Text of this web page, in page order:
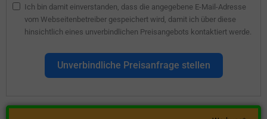
Ich bin damit einverstanden, dass die angegebene E-Mail-Adresse
vom Webseitenbetreiber gespeichert wird, damit ich über diese
hinsichtlich eines unverbindlichen Preisangebots kontaktiert werde.
Unverbindliche Preisanfrage stellen